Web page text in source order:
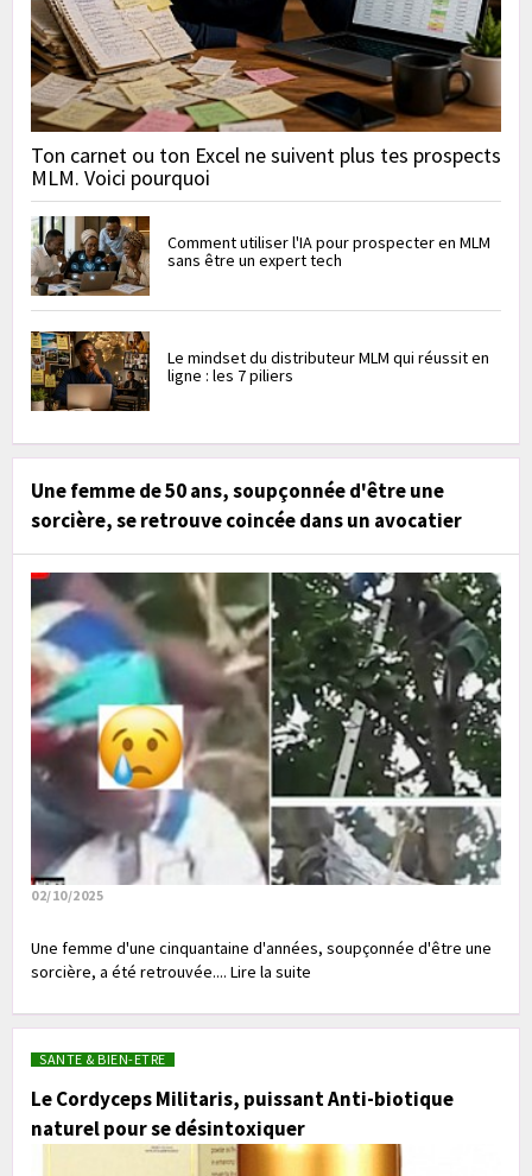
Ton carnet ou ton Excel ne suivent plus tes prospects
MLM. Voici pourquoi
Comment utiliser l'IA pour prospecter en MLM
sans être un expert tech
Le mindset du distributeur MLM qui réussit en
ligne : les 7 piliers
Une femme de 50 ans, soupçonnée d'être une
sorcière, se retrouve coincée dans un avocatier
02/10/2025
Une femme d'une cinquantaine d'années, soupçonnée d'être une
sorcière, a été retrouvée.... Lire la suite
SANTE & BIEN-ETRE
Le Cordyceps Militaris, puissant Anti-biotique
naturel pour se désintoxiquer